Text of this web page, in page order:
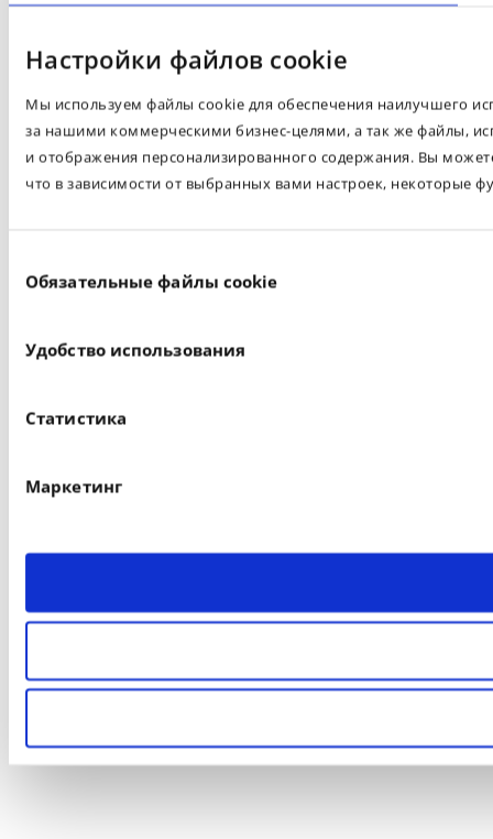
Настройки файлов cookie
Мы используем файлы cookie для обеспечения наилучшего
за нашими коммерческими бизнес-целями, а так же файлы,
и отображения персонализированного содержания. Вы
что в зависимости от выбранных вами настроек, некоторые
согласия
Обязательные файлы cookie
Удобство использования
Статистика
Маркетинг